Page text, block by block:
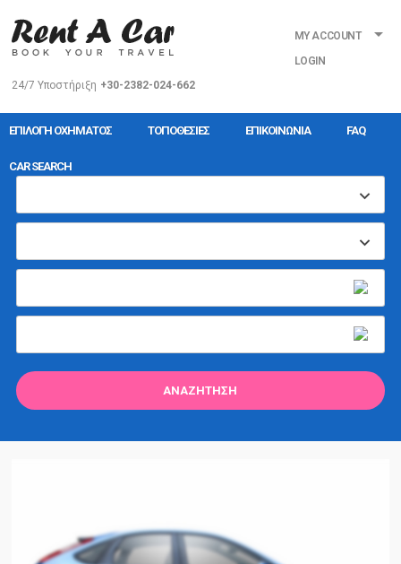
24/7 Υποστήριξη +30-2382-024-662
MY ACCOUNT
LOGIN
ΕΠΙΛΟΓΉ ΟΧΉΜΑΤΟΣ ΤΟΠΟΘΕΣΊΕΣ ΕΠΙΚΟΙΝΩΝΊΑ FAQ
CAR SEARCH